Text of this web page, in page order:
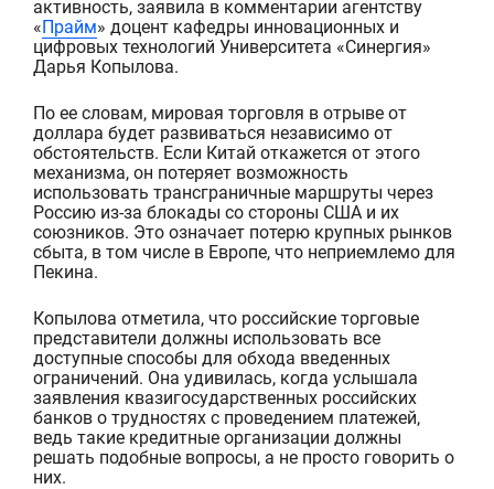
активность, заявила в комментарии агентству
«Прайм» доцент кафедры инновационных и
цифровых технологий Университета «Синергия»
Дарья Копылова.
По ее словам, мировая торговля в отрыве от
доллара будет развиваться независимо от
обстоятельств. Если Китай откажется от этого
механизма, он потеряет возможность
использовать трансграничные маршруты через
Россию из-за блокады со стороны США и их
союзников. Это означает потерю крупных рынков
сбыта, в том числе в Европе, что неприемлемо для
Пекина.
Копылова отметила, что российские торговые
представители должны использовать все
доступные способы для обхода введенных
ограничений. Она удивилась, когда услышала
заявления квазигосударственныхроссийских
банков о трудностях с проведением платежей,
ведь такие кредитные организации должны
решать подобные вопросы, а не просто говорить о
них.